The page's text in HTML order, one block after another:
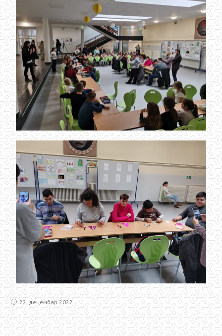
22. децембар 2022.